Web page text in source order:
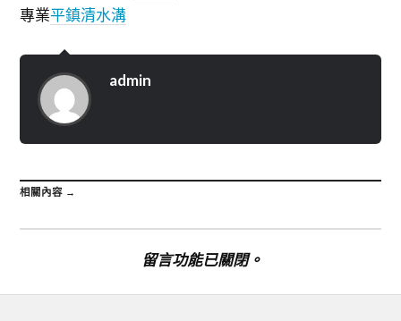
專業平鎮清水溝
admin
相關內容 →
留言功能已關閉。